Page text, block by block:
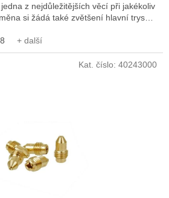
z nejdůležitějších věcí při jakékoliv
si žádá také zvětšení hlavní trysky
příliš chudá a motor se bude
následky. Originál DellOrto
+ další
Kat. číslo: 40243000